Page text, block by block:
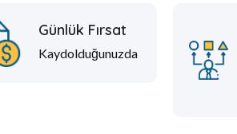
Günlük Fırsat
Kaydolduğunuzda